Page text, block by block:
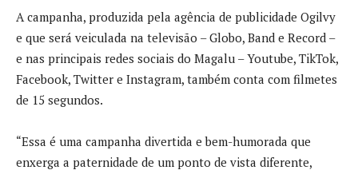
A campanha, produzida pela agência de publicidade Ogilvy
e que será veiculada na televisão – Globo, Band e Record –
e nas principais redes sociais do Magalu – Youtube, TikTok,
Facebook, Twitter e Instagram, também conta com filmetes
de 15 segundos.
“Essa é uma campanha divertida e bem-humorada que
enxerga a paternidade de um ponto de vista diferente,